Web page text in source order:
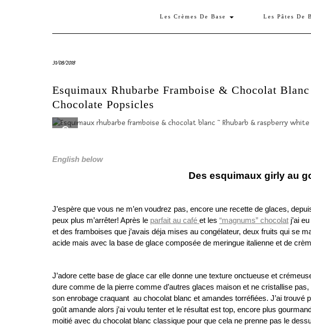
Les Crèmes De Base Les Pâtes De
31/08/2018
Esquimaux Rhubarbe Framboise & Chocolat
Chocolate Popsicles
English below
Des esquimaux girly au
J’espère que vous ne m’en voudrez pas, encore une recette de glaces,
peux plus m’arrêter! Après le parfait au café et les “magnums” chocolat j’ai
et des framboises que j’avais déja mises au congélateur, deux fruits qui se
acide mais avec la base de glace composée de meringue italienne et de
J’adore cette base de glace car elle donne une texture onctueuse et
dure comme de la pierre comme d’autres glaces maison et ne cristallise
son enrobage craquant au chocolat blanc et amandes torréfiées. J’ai trouvé
goût amande alors j’ai voulu tenter et le résultat est top, encore plus
moitié avec du chocolat blanc classique pour que cela ne prenne pas le